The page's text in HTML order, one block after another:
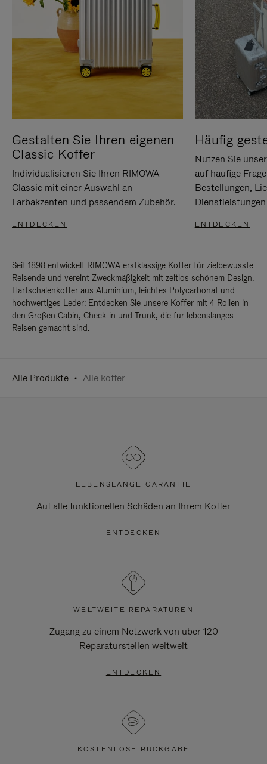
Gestalten Sie Ihren eigenen
Classic Koffer
Individualisieren Sie Ihren RIMOWA
Classic mit einer Auswahl an
Farbakzenten und passendem Zubehör.
ENTDECKEN
Häufig
Nutzen Sie
auf häufige
Bestellungen,
ENTDECKEN
Seit 1898 entwickelt RIMOWA erstklassige Koffer für zielbewusste
Reisende und vereint Zweckmäßigkeit mit zeitlos schönem Design.
Hartschalenkoffer aus Aluminium, leichtes Polycarbonat und
hochwertiges Leder: Entdecken Sie unsere Koffer mit 4 Rollen in
den Größen Cabin, Check-in und Trunk, die für lebenslanges
Reisen gemacht sind.
Alle Produkte Alle koffer
LEBENSLANGE GARANTIE
Auf alle funktionellen Schäden an Ihrem Koffer
ENTDECKEN
WELTWEITE REPARATUREN
Zugang zu einem Netzwerk von über 120
Reparaturstellen weltweit
ENTDECKEN
KOSTENLOSE RÜCKGABE